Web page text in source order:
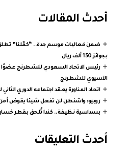
أحدث المقالات
ضمن فعاليات موسم جدة.. “كمّلنا” تطلق
بجوائز 150 ألف ريال
رئيس الاتحاد السعودي للشطرنج عضوًا
الآسيوي للشطرنج
اتحاد المناورة يعقد اجتماعه الدوري الثاني
روبيو: واشنطن لن تفعل شيئا يقوض أمن
بسداسية نظيفة.. كندا تُلحق بقطر
أحدث التعليقات